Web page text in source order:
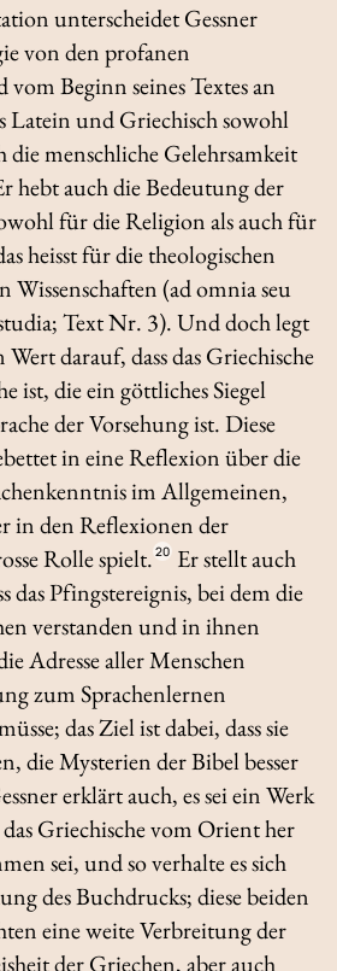
unterscheidet Gessner
von den profanen
Beginn seines Textes an
Latein und Griechisch sowohl
die menschliche Gelehrsamkeit
hebt auch die Bedeutung der
für die Religion als auch für
heisst für die theologischen
Wissenschaften (ad omnia seu
; Text Nr. 3). Und doch legt
Wert darauf, dass das Griechische
ist, die ein göttliches Siegel
der Vorsehung ist. Diese
in eine Reflexion über die
im Allgemeinen,
in den Reflexionen der
Rolle spielt. 20 Er stellt auch
das Pfingstereignis, bei dem die
verstanden und in ihnen
Adresse aller Menschen
zum Sprachenlernen
das Ziel ist dabei, dass sie
die Mysterien der Bibel besser
erklärt auch, es sei ein Werk
Griechische vom Orient her
sei, und so verhalte es sich
des Buchdrucks; diese beiden
eine weite Verbreitung der
der Griechen, aber auch